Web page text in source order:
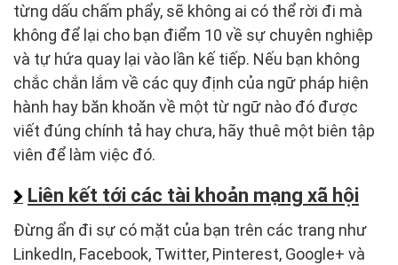
từng dấu chấm phẩy, sẽ không ai có thể rời đi mà
không để lại cho bạn điểm 10 về sự chuyên nghiệp
và tự hứa quay lại vào lần kế tiếp. Nếu bạn không
chắc chắn lắm về các quy định của ngữ pháp hiện
hành hay băn khoăn về một từ ngữ nào đó được
viết đúng chính tả hay chưa, hãy thuê một biên tập
viên để làm việc đó.
Liên kết tới các tài khoản mạng xã hội
Đừng ẩn đi sự có mặt của bạn trên các trang như
LinkedIn, Facebook, Twitter, Pinterest, Google+ và